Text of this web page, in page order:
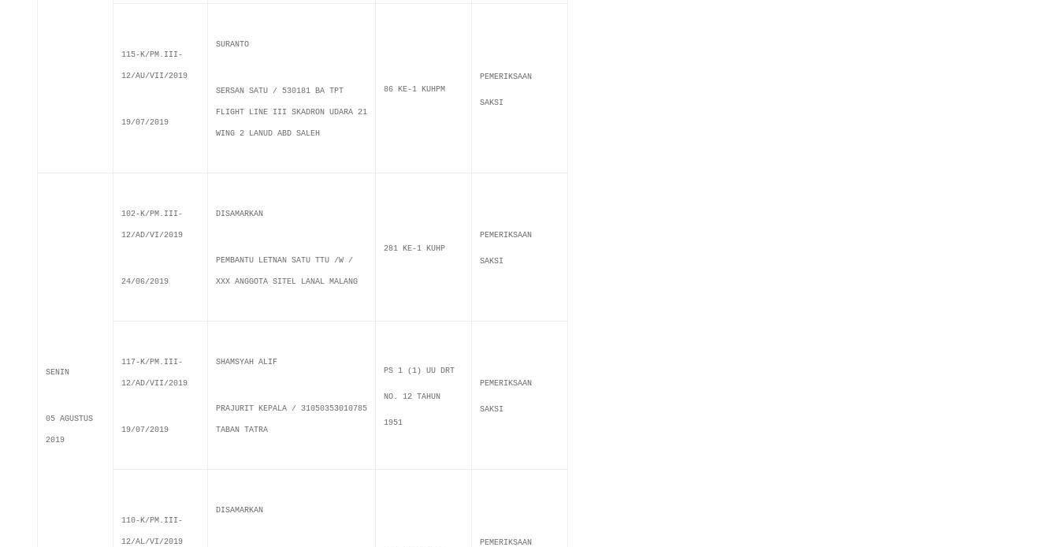
115-K/PM.III-
12/AU/VII/2019
19/07/2019
SURANTO
SERSAN SATU / 530181 BA TPT
FLIGHT LINE III SKADRON UDARA 21
WING 2 LANUD ABD SALEH
86 KE-1 KUHPM
PEMERIKSAAN
SAKSI
SENIN
05 AGUSTUS
2019
102-K/PM.III-
12/AD/VI/2019
24/06/2019
DISAMARKAN
PEMBANTU LETNAN SATU TTU /W /
XXX ANGGOTA SITEL LANAL MALANG
281 KE-1 KUHP
PEMERIKSAAN
SAKSI
117-K/PM.III-
12/AD/VII/2019
19/07/2019
SHAMSYAH ALIF
PRAJURIT KEPALA / 31050353010785
TABAN TATRA
PS 1 (1) UU DRT
NO. 12 TAHUN
1951
PEMERIKSAAN
SAKSI
110-K/PM.III-
12/AL/VI/2019
DISAMARKAN
PEMERIKSAAN